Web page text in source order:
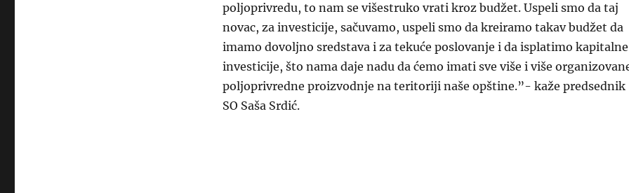
poljoprivredu, to nam se višestruko vrati kroz budžet. Uspeli smo da taj
novac, za investicije, sačuvamo, uspeli smo da kreiramo takav budžet da
imamo dovoljno sredstava i za tekuće poslovanje i da isplatimo kapitalne
investicije, što nama daje nadu da ćemo imati sve više i više
poljoprivredne proizvodnje na teritoriji naše opštine.”- kaže predsednik
SO Saša Srdić.